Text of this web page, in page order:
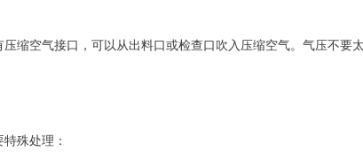
压缩空气接口，可以从出料口或检查口吹入压缩空气。气压不要
殊处理：